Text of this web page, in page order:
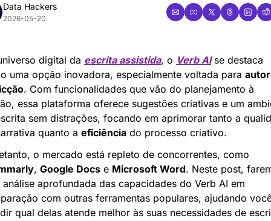
Data Hackers
2026-05-20
digital da escrita assistida, o Verb AI se destaca
uma opção inovadora, especialmente voltada para
. Com funcionalidades que vão do planejamento à
essa plataforma oferece sugestões criativas e um
sem distrações, focando em aprimorar tanto a
quanto a eficiência do processo criativo.
, Google Docs e Microsoft Word. Neste post,
análise aprofundada das capacidades do Verb AI em
com outras ferramentas populares, ajudando
qual delas atende melhor às suas necessidades de